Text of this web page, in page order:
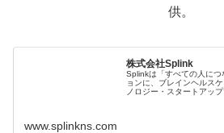
供。
株式会社Splink
Splinkは「すべての人に
ョンに、ブレインヘルス
ノロジー・スタートアップ
www.splinkns.com